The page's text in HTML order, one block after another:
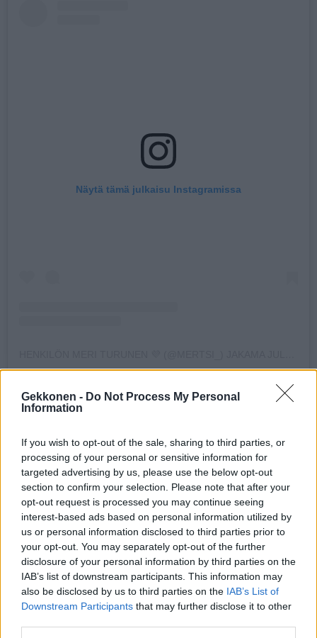
Gekkonen - Do Not Process My Personal
Information
If you wish to opt-out of the sale, sharing to third parties, or
processing of your personal or sensitive information for
targeted advertising by us, please use the below opt-out
section to confirm your selection. Please note that after your
opt-out request is processed you may continue seeing
interest-based ads based on personal information utilized by
us or personal information disclosed to third parties prior to
your opt-out. You may separately opt-out of the further
disclosure of your personal information by third parties on the
IAB’s list of downstream participants. This information may
also be disclosed by us to third parties on the IAB’s List of
Downstream Participants that may further disclose it to other
Näytä tämä julkaisu Instagramissa
Julkaisu on kerännyt runsaasti onnitteluja julkkiksilta.
Lehtonen.
– Ihanaa. Onnea, kirjoitti Miss Suomi -organisaation
toimitusjohtaja Sunneva Sjögren.
– Voi! Paljon onnea, onnitteli Miss Suomi 2020 Viivi
Altonen.
– Ihanaa paljon onnea!, kommentoi näyttelijä ja personal
trainerKerttu Rissanen.